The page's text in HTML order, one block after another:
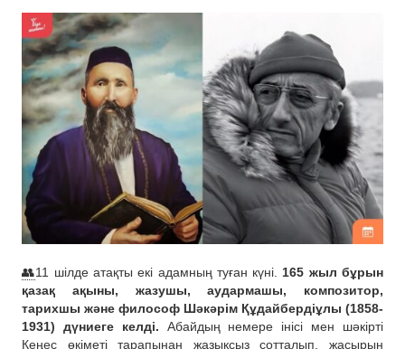
👥11 шілде атақты екі адамның туған күні. 165 жыл бұрын
қазақ ақыны, жазушы, аудармашы, композитор,
тарихшы және философ Шәкәрім Құдайбердіұлы (1858-
1931) дүниеге келді. Абайдың немере інісі мен шәкірті
Кеңес өкіметі тарапынан жазықсыз сотталып, жасырын